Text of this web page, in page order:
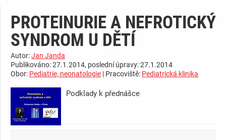
PROTEINURIE A NEFROTICKÝ
SYNDROM U DĚTÍ
Autor:Jan Janda
Publikováno: 27.1.2014, poslední úpravy: 27.1.2014
Obor: Pediatrie, neonatologie | Pracoviště: Pediatrická klinika
Podklady k přednášce